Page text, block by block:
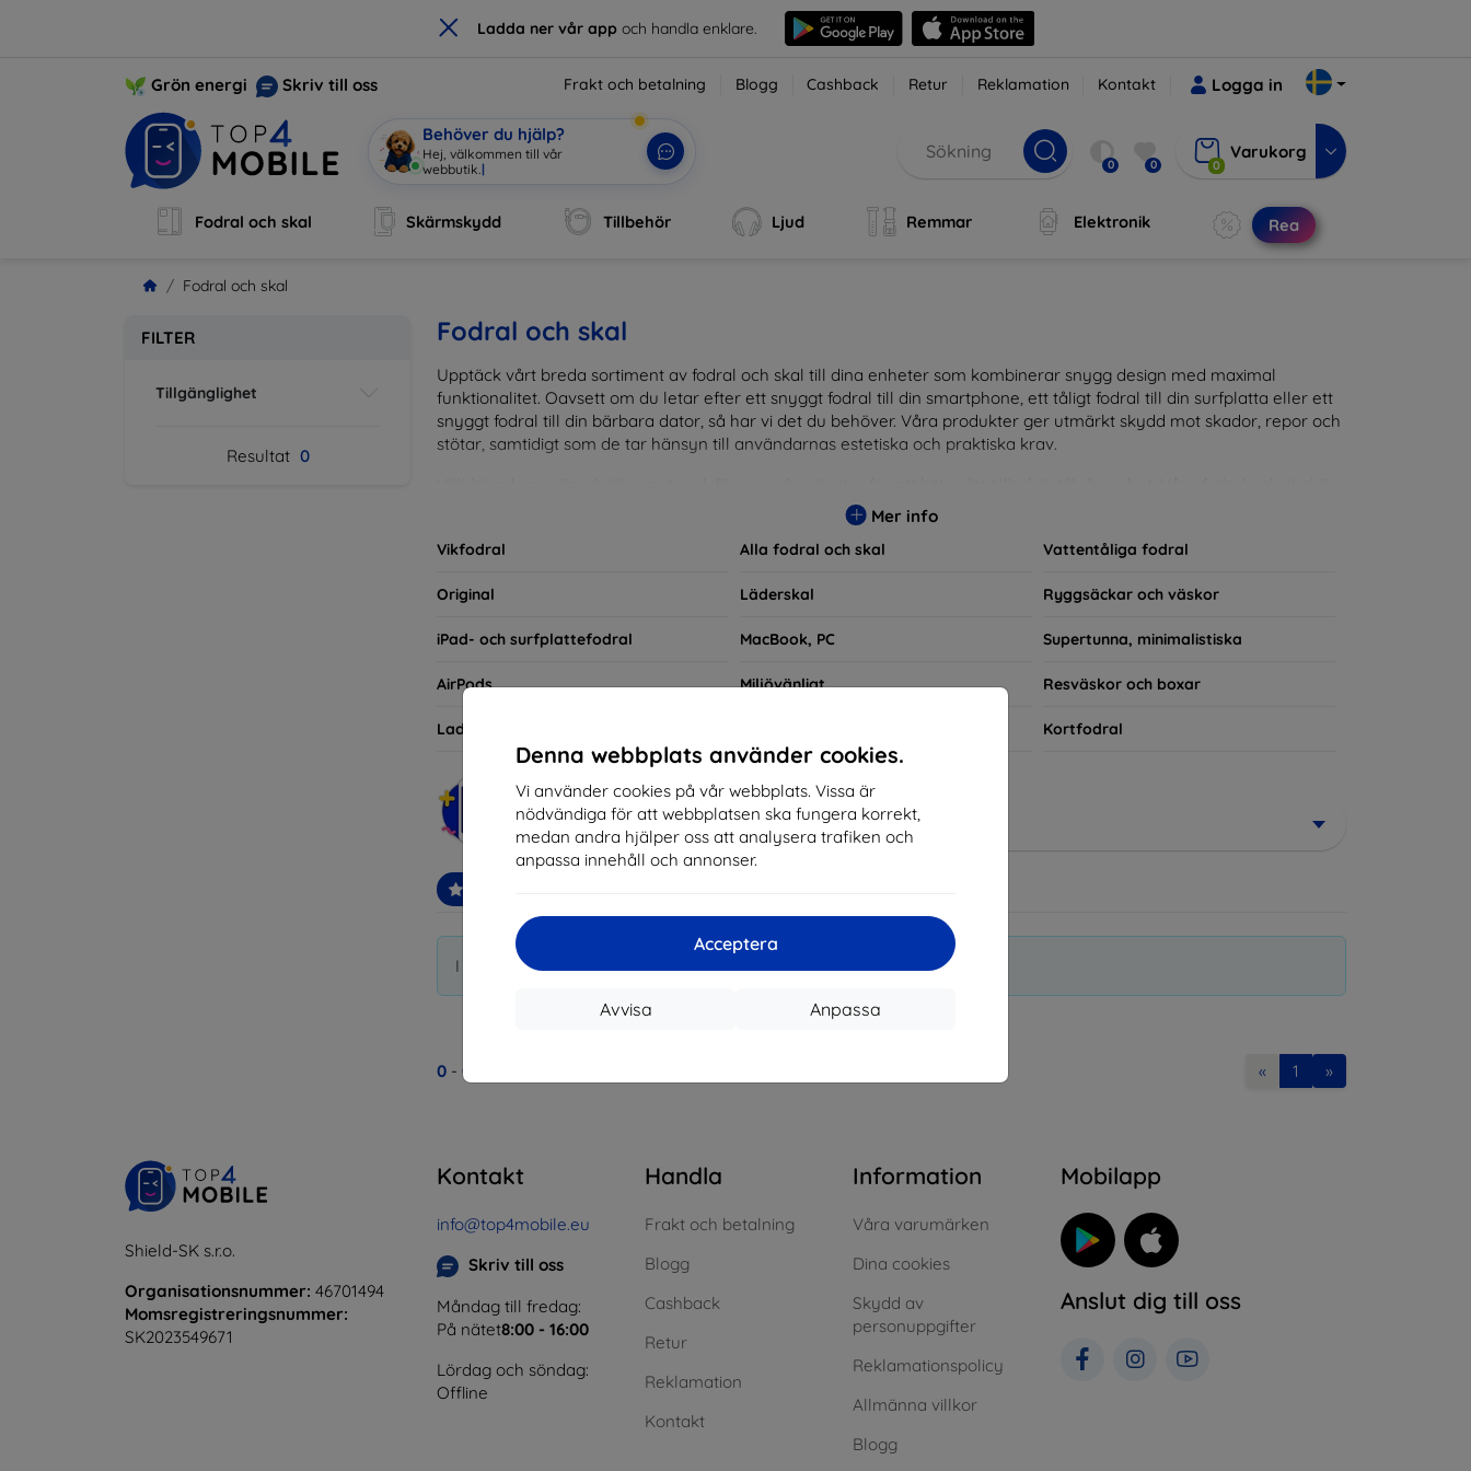
× Ladda ner vår app och handla enklare.
Denna webbplats använder cookies.
Vi använder cookies på vår webbplats. Vissa är
nödvändiga för att webbplatsen ska fungera korrekt,
medan andra hjälper oss att analysera trafiken och
anpassa innehåll och annonser.
Acceptera
Anpassa
Avvisa
Grön energi Skriv till oss Frakt och betalning Blogg Cashback Retur Reklamation Kontakt Logga in
Behöver du hjälp?
Hej, välkommen till vår
webbutik. | 0 0 0
Varukorg
Fodral och skal Skärmskydd Tillbehör Ljud Remmar Elektronik Rea
Fodral och skal
FILTER
Tillgänglighet
Resultat 0
Fodral och skal
Upptäck vårt breda sortiment av fodral och skal till dina enheter som kombinerar snygg design med maximal
funktionalitet. Oavsett om du letar efter ett snyggt fodral till din smartphone, ett tåligt fodral till din surfplatta eller ett
snyggt fodral till din bärbara dator, så har vi det du behöver. Våra produkter ger utmärkt skydd mot skador, repor och
stötar, samtidigt som de tar hänsyn till användarnas estetiska och praktiska krav.
inte bara praktiska utan också moderiktiga, vilket gör dem till en integrerad del av din vardagsoutfit. För teknikälskare
eller de som bara vill skydda sin investering, vi finns här för dig.
Mer info
Vikfodral Alla fodral och skal Vattentåliga fodral
Original Läderskal Ryggsäckar och väskor
iPad- och surfplattefodral MacBook, PC Supertunna, minimalistiska
AirPods Miljövänligt Resväskor och boxar
Laddningsetuier Kortfodral
Snabbsökning
Xiaomi Poco F5
I did not find any active products.
0 - 0 « 1 »
Shield-SK s.r.o.
Organisationsnummer: 46701494
Momsregistreringsnummer:
SK2023549671
Kontakt
info@top4mobile.eu
Skriv till oss
Måndag till fredag:
På nätet8:00 - 16:00
Lördag och söndag:
Offline
Handla
Frakt och betalning
Blogg
Cashback
Retur
Reklamation
Kontakt
Information
Våra varumärken
Dina cookies
Skydd av
personuppgifter
Reklamationspolicy
Allmänna villkor
Blogg
Mobilapp
Anslut dig till oss